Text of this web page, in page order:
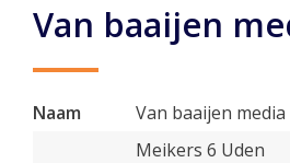
Van baaijen
Naam Van baaijen media
Meikers 6 Uden